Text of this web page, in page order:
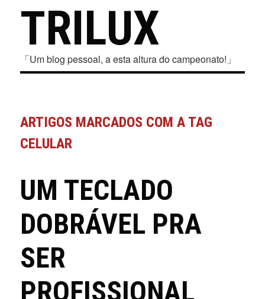
TRILUX
「Um blog pessoal, a esta altura do campeonato!」
ARTIGOS MARCADOS COM A TAG
CELULAR
UM TECLADO
DOBRÁVEL PRA
SER
PROFISSIONAL